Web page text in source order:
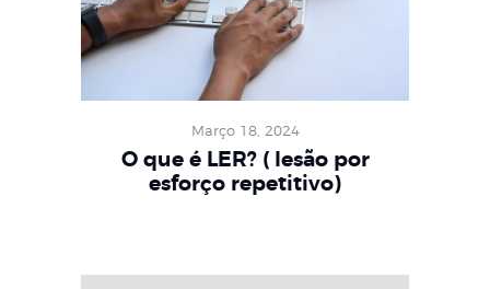
Março 18, 2024
O que é LER? ( lesão por
esforço repetitivo)